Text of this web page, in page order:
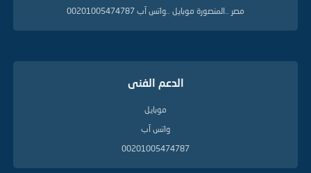
مصر ..المنصورة موبايل ..واتس آب 00201005474787
الدعم الفنى
موبايل
واتس آب
00201005474787